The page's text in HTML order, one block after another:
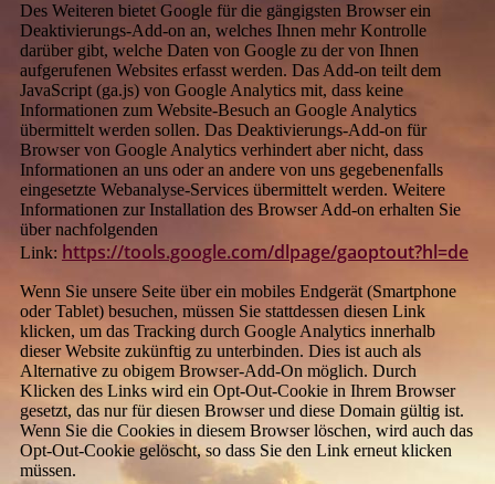
Des Weiteren bietet Google für die gängigsten Browser ein
Deaktivierungs-Add-on an, welches Ihnen mehr Kontrolle
darüber gibt, welche Daten von Google zu der von Ihnen
aufgerufenen Websites erfasst werden. Das Add-on teilt dem
JavaScript (ga.js) von Google Analytics mit, dass keine
Informationen zum Website-Besuch an Google Analytics
übermittelt werden sollen. Das Deaktivierungs-Add-on für
Browser von Google Analytics verhindert aber nicht, dass
Informationen an uns oder an andere von uns gegebenenfalls
eingesetzte Webanalyse-Services übermittelt werden. Weitere
Informationen zur Installation des Browser Add-on erhalten Sie
über nachfolgenden
Link: https://tools.google.com/dlpage/gaoptout?hl=de
Wenn Sie unsere Seite über ein mobiles Endgerät (Smartphone
oder Tablet) besuchen, müssen Sie stattdessen diesen Link
klicken, um das Tracking durch Google Analytics innerhalb
dieser Website zukünftig zu unterbinden. Dies ist auch als
Alternative zu obigem Browser-Add-On möglich. Durch
Klicken des Links wird ein Opt-Out-Cookie in Ihrem Browser
gesetzt, das nur für diesen Browser und diese Domain gültig ist.
Wenn Sie die Cookies in diesem Browser löschen, wird auch das
Opt-Out-Cookie gelöscht, so dass Sie den Link erneut klicken
müssen.